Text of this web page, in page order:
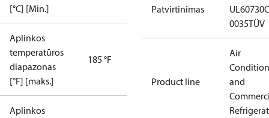
[°C] [Min.]
Aplinkos
temperatūros
diapazonas
[°F] [maks.]
185 °F
Aplinkos
Patvirtinimas
UL60730
0035TÜV
Product line
Air
and